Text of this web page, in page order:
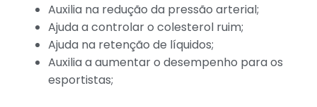
Auxilia na redução da pressão arterial;
Ajuda a controlar o colesterol ruim;
Ajuda na retenção de líquidos;
Auxilia a aumentar o desempenho para os
esportistas;